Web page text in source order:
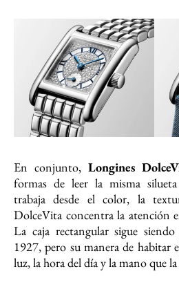
En conjunto, Longines
formas de leer la misma
trabaja desde el color, la
DolceVita concentra la atención
La caja rectangular sigue
1927, pero su manera de habitar
luz, la hora del día y la mano que la